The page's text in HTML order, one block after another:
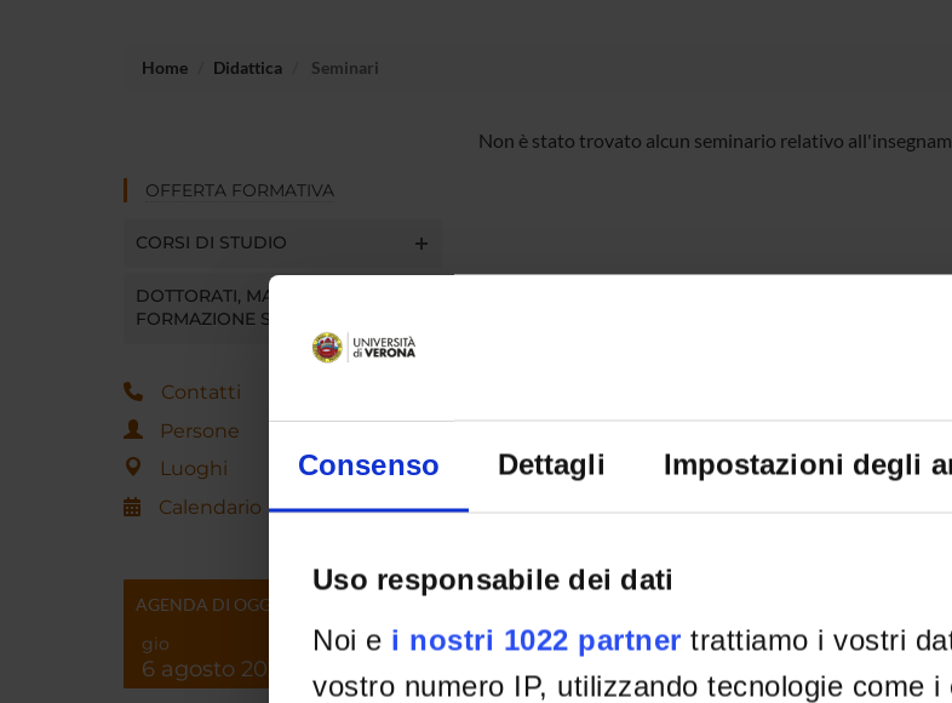
Consenso Dettagli Impostazioni degli
Uso responsabile dei dati
Noi e i nostri 1022 partner trattiamo i vostri
vostro numero IP, utilizzando tecnologie come
Home Didattica Seminari
OFFERTA FORMATIVA
CORSI DI STUDIO
DOTTORATI, MASTER E
FORMAZIONE SUPERIORE
Contatti
Persone
Luoghi
Calendario
AGENDA DI OGGI
gio
6 agosto 2026
Non è stato trovato alcun seminario relativo